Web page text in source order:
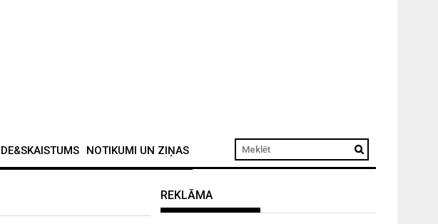
NOTIKUMI UN ZIŅAS
REKLĀMA